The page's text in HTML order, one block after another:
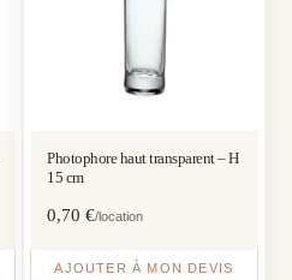
Photophore haut transparent – H
15 cm
0,70 €/location
AJOUTER À MON DEVIS